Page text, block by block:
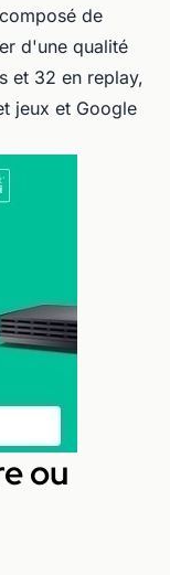
de
d'une qualité
et 32 en replay,
jeux et Google
ou